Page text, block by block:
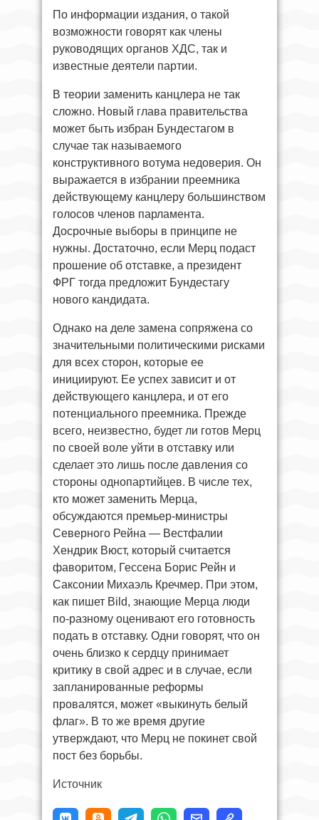
По информации издания, о такой
возможности говорят как члены
руководящих органов ХДС, так и
известные деятели партии.
В теории заменить канцлера не так
сложно. Новый глава правительства
может быть избран Бундестагом в
случае так называемого
конструктивного вотума недоверия. Он
выражается в избрании преемника
действующему канцлеру большинством
голосов членов парламента.
Досрочные выборы в принципе не
нужны. Достаточно, если Мерц подаст
прошение об отставке, а президент
ФРГ тогда предложит Бундестагу
нового кандидата.
Однако на деле замена сопряжена со
значительными политическими рисками
для всех сторон, которые ее
инициируют. Ее успех зависит и от
действующего канцлера, и от его
потенциального преемника. Прежде
всего, неизвестно, будет ли готов Мерц
по своей воле уйти в отставку или
сделает это лишь после давления со
стороны однопартийцев. В числе тех,
кто может заменить Мерца,
обсуждаются премьер-министры
Северного Рейна — Вестфалии
Хендрик Вюст, который считается
фаворитом, Гессена Борис Рейн и
Саксонии Михаэль Кречмер. При этом,
как пишет Bild, знающие Мерца люди
по-разному оценивают его готовность
подать в отставку. Одни говорят, что он
очень близко к сердцу принимает
критику в свой адрес и в случае, если
запланированные реформы
провалятся, может «выкинуть белый
флаг». В то же время другие
утверждают, что Мерц не покинет свой
пост без борьбы.
Источник